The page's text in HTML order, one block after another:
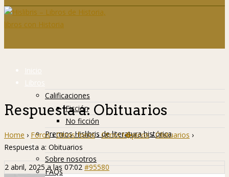
Inicio
Libros
Calificaciones
Ficción
No ficción
Premios Hislibris de literatura histórica
Info
Sobre nosotros
FAQs
Respuesta a: Obituarios
Home › Foros › Otros foros › Otros t�picos › Obituarios ›
Respuesta a: Obituarios
2 abril, 2025 a las 07:02 #95580